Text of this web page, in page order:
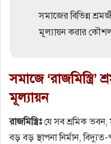
সমাজের বিভিন্ন
মূল্যায়ন করার
সমাজে
মূল্যায়ন
রাজমিস্ত্রিঃযে সব শ্রমিক ভবন,
বড় বড় স্থাপনা নির্মান,